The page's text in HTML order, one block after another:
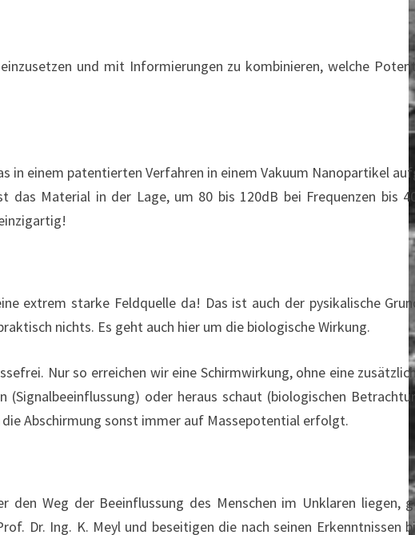
und mit Informierungen zu kombinieren, welche
in einem patentierten Verfahren in einem Vakuum Nanopartikel
das Material in der Lage, um 80 bis 120dB bei Frequenzen bis
extrem starke Feldquelle da! Das ist auch der pysikalische
nichts. Es geht auch hier um die biologische Wirkung.
Nur so erreichen wir eine Schirmwirkung, ohne eine
oder heraus schaut (biologischen
Abschirmung sonst immer auf Massepotential erfolgt.
den Weg der Beeinflussung des Menschen im Unklaren liegen,
Dr. Ing. K. Meyl und beseitigen die nach seinen Erkenntnissen